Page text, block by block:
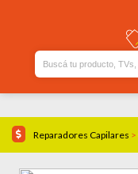
Reparadores Capilares >